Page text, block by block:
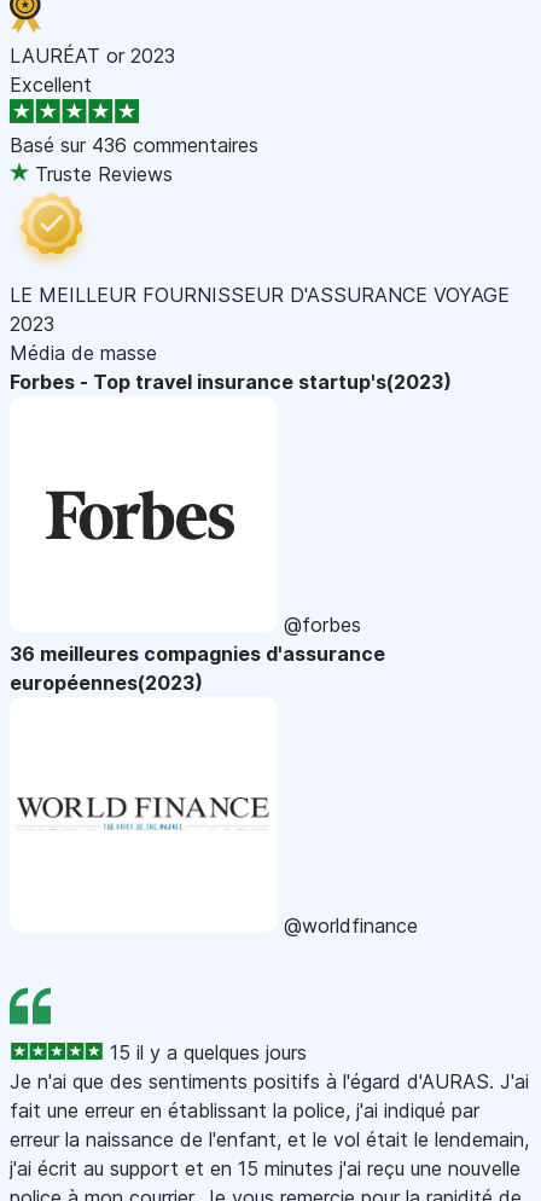
LAURÉAT or 2023
Excellent
Basé sur 436 commentaires
Truste Reviews
LE MEILLEUR FOURNISSEUR D'ASSURANCE VOYAGE
2023
Média de masse
Forbes - Top travel insurance startup's(2023)
@forbes
36 meilleures compagnies d'assurance
européennes(2023)
@worldfinance
15 il y a quelques jours
Je n'ai que des sentiments positifs à l'égard d'AURAS. J'ai
fait une erreur en établissant la police, j'ai indiqué par
erreur la naissance de l'enfant, et le vol était le lendemain,
j'ai écrit au support et en 15 minutes j'ai reçu une nouvelle